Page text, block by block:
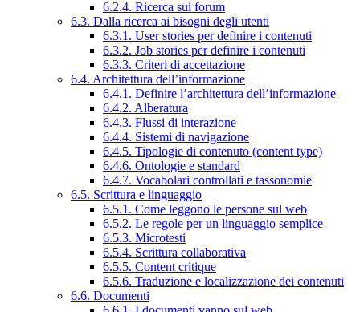
6.2.4. Ricerca sui forum
6.3. Dalla ricerca ai bisogni degli utenti
6.3.1. User stories per definire i contenuti
6.3.2. Job stories per definire i contenuti
6.3.3. Criteri di accettazione
6.4. Architettura dell’informazione
6.4.1. Definire l’architettura dell’informazione
6.4.2. Alberatura
6.4.3. Flussi di interazione
6.4.4. Sistemi di navigazione
6.4.5. Tipologie di contenuto (content type)
6.4.6. Ontologie e standard
6.4.7. Vocabolari controllati e tassonomie
6.5. Scrittura e linguaggio
6.5.1. Come leggono le persone sul web
6.5.2. Le regole per un linguaggio semplice
6.5.3. Microtesti
6.5.4. Scrittura collaborativa
6.5.5. Content critique
6.5.6. Traduzione e localizzazione dei contenuti
6.6. Documenti